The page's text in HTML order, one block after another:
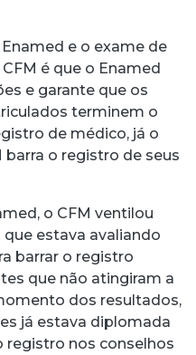
e o exame de
é que o Enamed
e garante que os
terminem o
de médico, já o
o registro de seus
o CFM ventilou
estava avaliando
barrar o registro
que não atingiram a
dos resultados,
já estava diplomada
registro nos conselhos